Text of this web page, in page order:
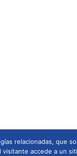
relacionadas, que
accede a un